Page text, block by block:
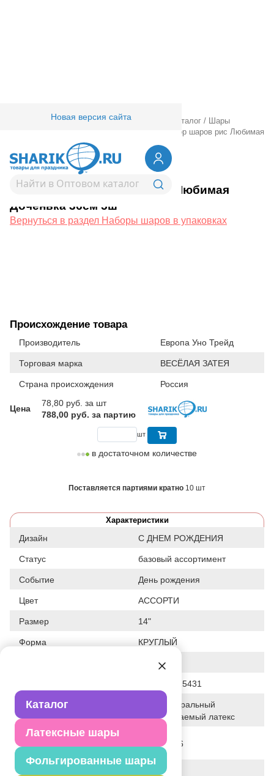
Каталог
Латексные шары
Фольгированные шары
Новая версия сайта
Товары для праздника/ Оптовый каталог /
Шары
Набор шаров рис Любимая
Доченька 36см 5ш
1111-1344Набор шаров рис Любимая
Доченька 36см 5ш
Вернуться в раздел Наборы шаров в упаковках
Происхождение товара
Производитель Европа Уно Трейд
Торговая марка ВЕСЁЛАЯ ЗАТЕЯ
Страна происхождения Россия
Цена
78,80 руб. за шт
788,00 руб. за партию
шт
в достаточном количестве
Поставляется партиями кратно 10 шт
Характеристики
Дизайн С ДНЕМ РОЖДЕНИЯ
Статус базовый ассортимент
Событие День рождения
Цвет АССОРТИ
Размер 14"
Форма КРУГЛЫЙ
14"/36СМ
4690390625431
Исходный материал
100% натуральный
биоразлагаемый латекс
Дата последнего
изменения элемента
28-01-2026
20.000 г